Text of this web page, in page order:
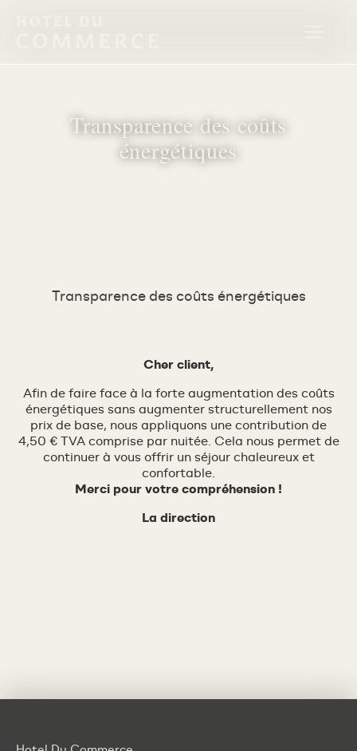
Transparence des coûts
énergétiques
Transparence des coûts énergétiques
Cher client,
Afin de faire face à la forte augmentation des coûts
énergétiques sans augmenter structurellement nos
prix de base, nous appliquons une contribution de
4,50 € TVA comprise par nuitée. Cela nous permet de
continuer à vous offrir un séjour chaleureux et
confortable.
Merci pour votre compréhension !
La direction